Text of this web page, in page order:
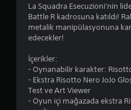
La Squadra Esecuzioni'nin
Battle R kadrosuna katıldı!
metalik manipülasyonuna
edecekler!
İçerikler:
- Oynanabilir karakter:
- Ekstra Risotto Nero JoJo
Test ve Art Viewer
- Oyun içi mağazada ekstra